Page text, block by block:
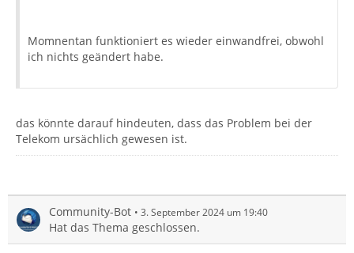
Momnentan funktioniert es wieder einwandfrei, obwohl
ich nichts geändert habe.
das könnte darauf hindeuten, dass das Problem bei der
Telekom ursächlich gewesen ist.
Community-Bot 3. September 2024 um 19:40
Hat das Thema geschlossen.